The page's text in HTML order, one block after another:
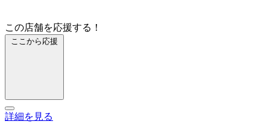
この店舗を応援する！
ここから応援
詳細を見る